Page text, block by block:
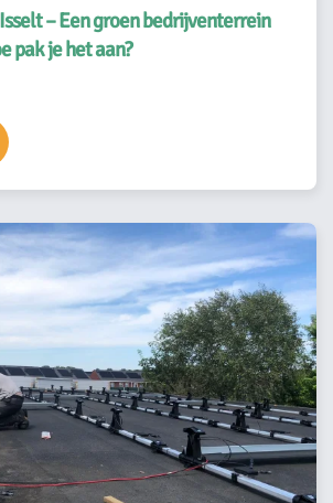
– Een groen bedrijventerrein
pak je het aan?